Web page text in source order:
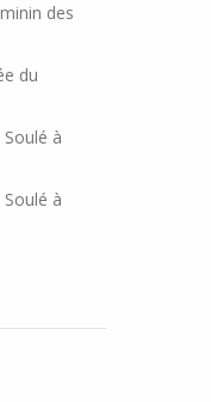
des
du
à
à